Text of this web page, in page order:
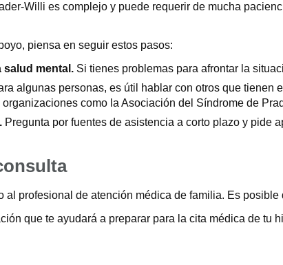
Willi es complejo y puede requerir de mucha
piensa en seguir estos pasos:
salud mental. Si tienes problemas para afrontar la
algunas personas, es útil hablar con otros que
como la Asociación del Síndrome de
Pregunta por fuentes de asistencia a corto plazo y pide
al profesional de atención médica de familia. Es
que te ayudará a preparar para la cita médica de